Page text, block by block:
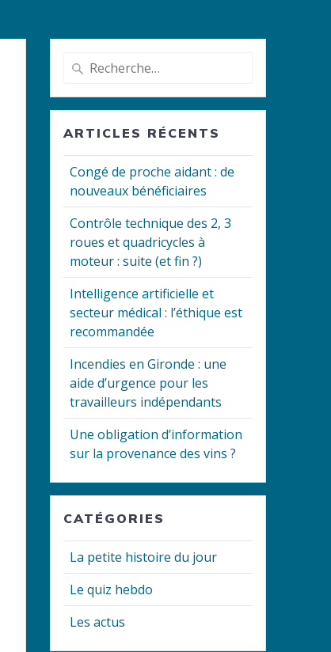
Recherche
:
ARTICLES RÉCENTS
Congé de proche aidant : de
nouveaux bénéficiaires
Contrôle technique des 2, 3
roues et quadricycles à
moteur : suite (et fin ?)
Intelligence artificielle et
secteur médical : l’éthique est
recommandée
Incendies en Gironde : une
aide d’urgence pour les
travailleurs indépendants
Une obligation d’information
sur la provenance des vins ?
CATÉGORIES
La petite histoire du jour
Le quiz hebdo
Les actus